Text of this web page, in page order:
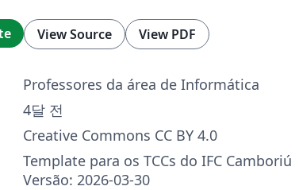
View Source View PDF
Professores da área de Informática
4달 전
Creative Commons CC BY 4.0
Template para os TCCs do IFC Camboriú
Versão: 2026-03-30